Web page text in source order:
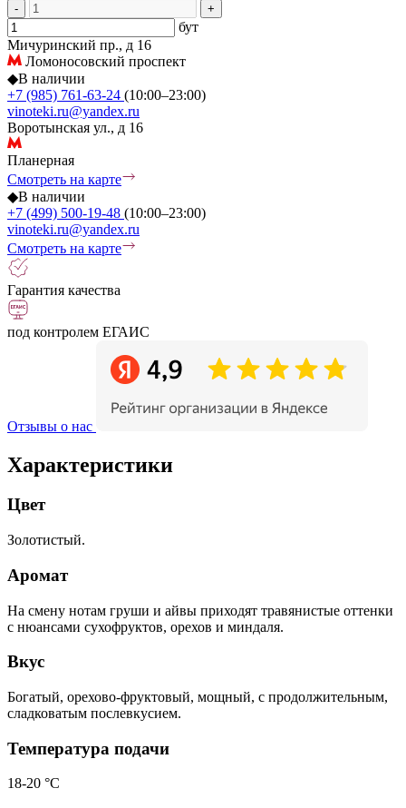
- +
бут
Мичуринский пр., д 16
Ломоносовский проспект
◆В наличии
+7 (985) 761-63-24 (10:00–23:00)
vinoteki.ru@yandex.ru
Воротынская ул., д 16
Планерная
Смотреть на карте
◆В наличии
+7 (499) 500-19-48 (10:00–23:00)
vinoteki.ru@yandex.ru
Смотреть на карте
Гарантия качества
под контролем ЕГАИС
Отзывы о нас
Характеристики
Цвет
Золотистый.
Аромат
На смену нотам груши и айвы приходят травянистые оттенки
с нюансами сухофруктов, орехов и миндаля.
Вкус
Богатый, орехово-фруктовый, мощный, с продолжительным,
сладковатым послевкусием.
Температура подачи
18-20 °С